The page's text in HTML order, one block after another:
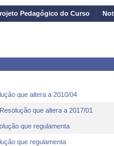
Pedagógico do Curso
que altera a 2010/04
que altera a 2017/01
que regulamenta
que regulamenta